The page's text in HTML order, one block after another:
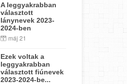
A leggyakrabban
választott
lánynevek 2023-
2024-ben
máj 21
Ezek voltak a
leggyakrabban
választott fiúnevek
2023-2024-be...